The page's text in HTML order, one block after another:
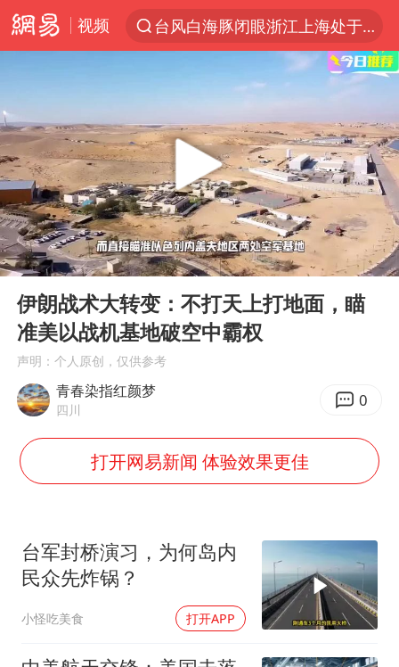
视频
台风白海豚闭眼浙江上海处于危险半圆
“China Cool”火了，老外爱上中国避暑游
香港宏福苑火灾或由烟头引起
浙江台州《告全体市民书》
以媒：穆杰塔巴被紧急送医情况危急
多所高校取消艺考
云南一地村民过火把节意外灼伤16人
张本智和：零封向鹏不意外
泰国初中生饮弹自尽前开了26枪
22岁女生独闯南太行失联12天
用AI造出新病毒意味着什么
今年第二强台风将带来多大影响
上半年国内居民出游人次34.63亿
浙江最强风雨时段已锁定
万岁山接盘烂尾恒大文旅城
刘伟任延安市委常委、市纪委书记
多所幼师院校开设养老专业
习近平心系体育强国建设
Play
00:00 04:38
伊朗战术大转变：不打天上打地面，瞄
准美以战机基地破空中霸权
声明：个人原创，仅供参考
青春染指红颜梦
四川 0
打开网易新闻 体验效果更佳
台军封桥演习，为何岛内
民众先炸锅？
小怪吃美食 打开APP